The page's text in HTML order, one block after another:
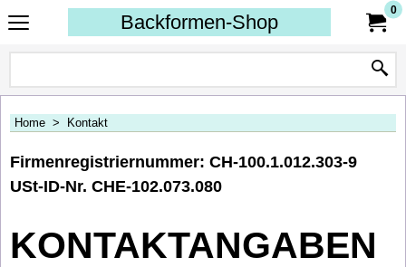
Backformen-Shop
0
Home > Kontakt
Firmenregistriernummer: CH-100.1.012.303-9
USt-ID-Nr. CHE-102.073.080
KONTAKTANGABEN